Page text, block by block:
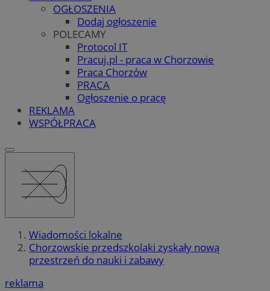
OGŁOSZENIA
Dodaj ogłoszenie
POLECAMY
Protocol IT
Pracuj.pl - praca w Chorzowie
Praca Chorzów
PRACA
Ogłoszenie o pracę
REKLAMA
WSPÓŁPRACA
Wiadomości lokalne
Chorzowskie przedszkolaki zyskały nową
przestrzeń do nauki i zabawy
reklama